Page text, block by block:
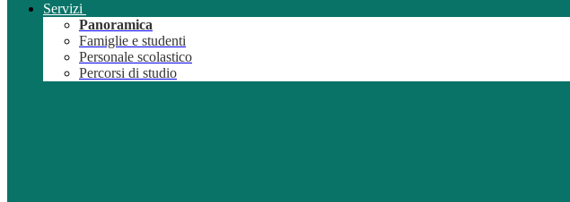
Servizi
Panoramica
Famiglie e studenti
Personale scolastico
Percorsi di studio